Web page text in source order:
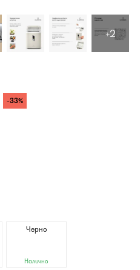
+2
-33%
Черно
Налично